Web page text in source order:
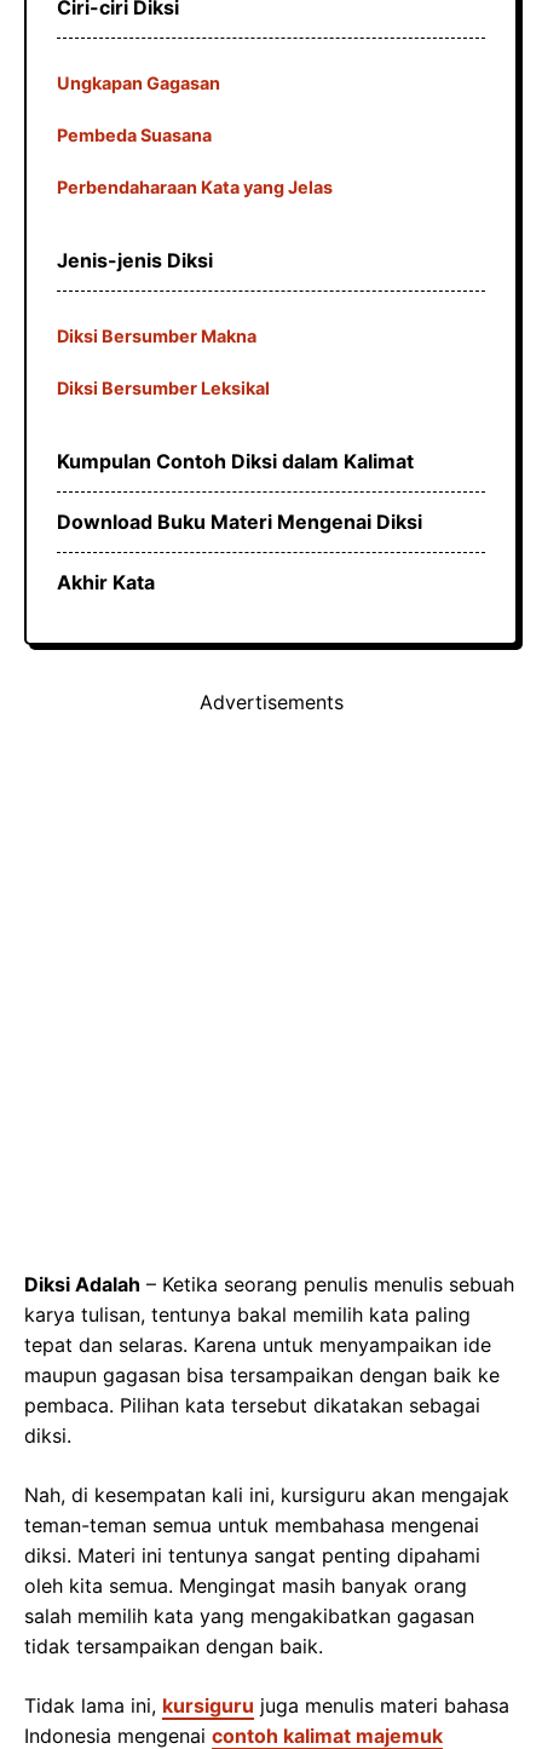
Ciri-ciri Diksi
Ungkapan Gagasan
Pembeda Suasana
Perbendaharaan Kata yang Jelas
Jenis-jenis Diksi
Diksi Bersumber Makna
Diksi Bersumber Leksikal
Kumpulan Contoh Diksi dalam Kalimat
Download Buku Materi Mengenai Diksi
Akhir Kata
Advertisements
Diksi Adalah – Ketika seorang penulis menulis sebuah
karya tulisan, tentunya bakal memilih kata paling
tepat dan selaras. Karena untuk menyampaikan ide
maupun gagasan bisa tersampaikan dengan baik ke
pembaca. Pilihan kata tersebut dikatakan sebagai
diksi.
Nah, di kesempatan kali ini, kursiguru akan mengajak
teman-teman semua untuk membahasa mengenai
diksi. Materi ini tentunya sangat penting dipahami
oleh kita semua. Mengingat masih banyak orang
salah memilih kata yang mengakibatkan gagasan
tidak tersampaikan dengan baik.
Tidak lama ini, kursiguru juga menulis materi bahasa
Indonesia mengenai contoh kalimat majemuk